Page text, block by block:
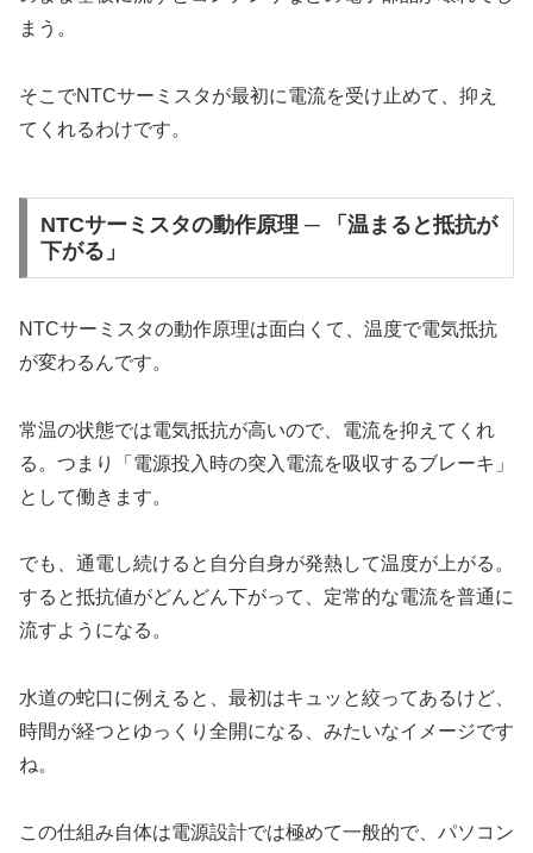
まう。
そこでNTCサーミスタが最初に電流を受け止めて、抑え
てくれるわけです。
NTCサーミスタの動作原理 ─ 「温まると抵抗が
下がる」
NTCサーミスタの動作原理は面白くて、温度で電気抵抗
が変わるんです。
常温の状態では電気抵抗が高いので、電流を抑えてくれ
る。つまり「電源投入時の突入電流を吸収するブレーキ」
として働きます。
でも、通電し続けると自分自身が発熱して温度が上がる。
すると抵抗値がどんどん下がって、定常的な電流を普通に
流すようになる。
水道の蛇口に例えると、最初はキュッと絞ってあるけど、
時間が経つとゆっくり全開になる、みたいなイメージです
ね。
この仕組み自体は電源設計では極めて一般的で、パソコン